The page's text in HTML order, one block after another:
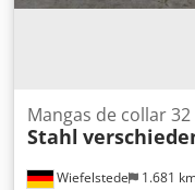
Wiefelstede 1.681
Mangas de collar 32
Stahl